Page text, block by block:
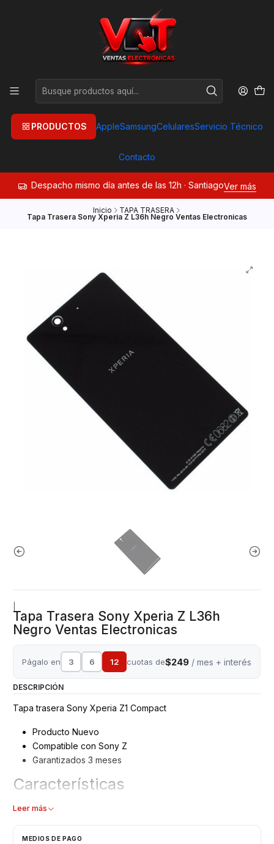
PRODUCTOS AppleSamsungCelularesServicio Técnico
Contacto
Despacho mismo día antes de las 12h · SantiagoVer más
Inicio TAPA TRASERA
Tapa Trasera Sony Xperia Z L36h Negro Ventas Electronicas
Tapa Trasera Sony Xperia Z L36h
Negro Ventas Electronicas
Págalo en 3 6 12 cuotas de$249 / mes + interés
DESCRIPCIÓN
Tapa trasera Sony Xperia Z1 Compact
Producto Nuevo
Compatible con Sony Z
Garantizados 3 meses
Características
Tapa trasera
Leer más
MEDIOS DE PAGO